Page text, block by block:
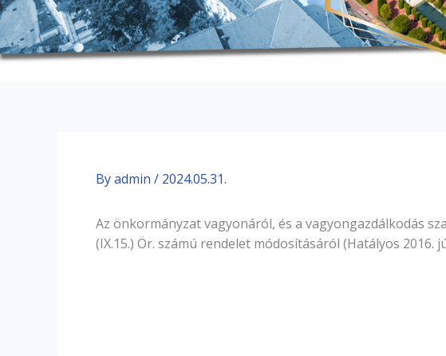
Byadmin / 2024.05.31.
Az önkormányzat vagyonáról, és a vagyongazdálkodás
(IX.15.) Ör. számú rendelet módosításáról (Hatályos 2016.